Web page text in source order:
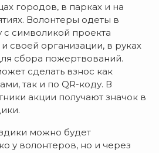
городов, в парках и на
Волонтеры одеты в
символикой проекта
своей организации, в руках
сбора пожертвований.
сделать взнос как
так и по QR-коду. В
акции получают значок в
можно будет
у волонтеров, но и через